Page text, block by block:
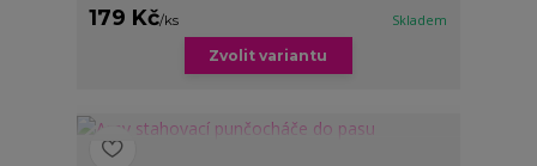
179 Kč/ks Skladem
Zvolit variantu